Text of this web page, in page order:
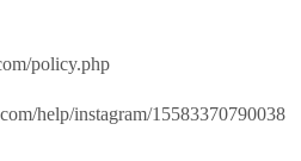
policy.php
help/instagram/15583370790038